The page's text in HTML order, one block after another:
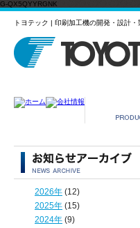
G-QX5QYYRGNK
トヨテック | 印刷加工機の開発・設計
2026年 (12)
2025年 (15)
2024年 (9)